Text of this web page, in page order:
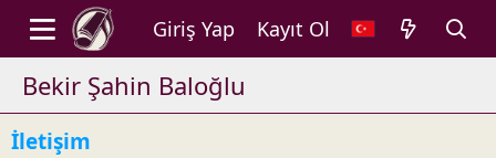
Giriş Yap Kayıt Ol
Bekir Şahin Baloğlu
İletişim